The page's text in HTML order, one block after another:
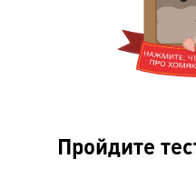
Пройдите